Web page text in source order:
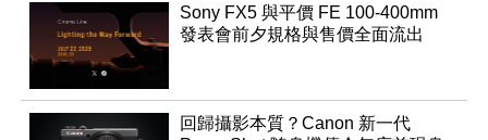
Sony FX5 與平價 FE 100-400mm
發表會前夕規格與售價全面流出
回歸攝影本質？Canon 新一代